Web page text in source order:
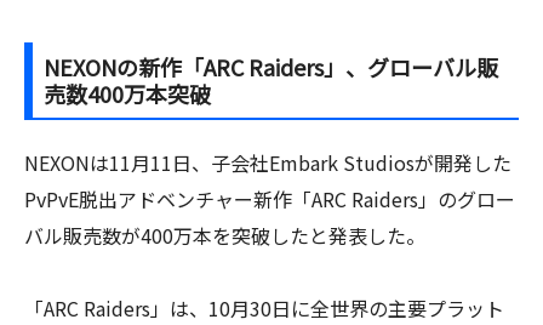
NEXONの新作「ARC Raiders」、グローバル販
売数400万本突破
NEXONは11月11日、子会社Embark Studiosが開発した
PvPvE脱出アドベンチャー新作「ARC Raiders」のグロー
バル販売数が400万本を突破したと発表した。
「ARC Raiders」は、10月30日に全世界の主要プラット